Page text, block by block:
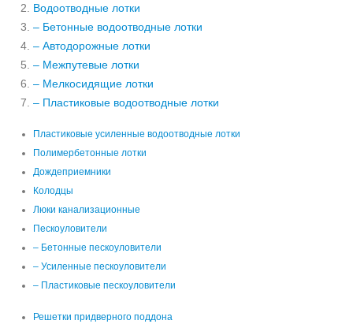
Водоотводные лотки
– Бетонные водоотводные лотки
– Автодорожные лотки
– Межпутевые лотки
– Мелкосидящие лотки
– Пластиковые водоотводные лотки
Пластиковые усиленные водоотводные лотки
Полимербетонные лотки
Дождеприемники
Колодцы
Люки канализационные
Пескоуловители
– Бетонные пескоуловители
– Усиленные пескоуловители
– Пластиковые пескоуловители
Решетки придверного поддона